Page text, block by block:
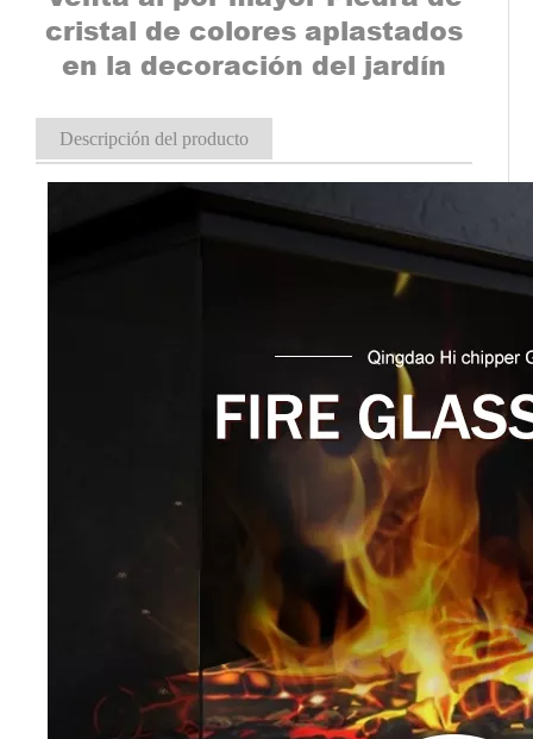
cristal de colores aplastados
en la decoración del jardín
Descripción del producto